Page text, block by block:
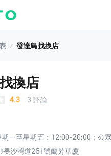
發達鳥找換店
換店
4.3 3 評論
期一至星期五：12:00-20:00；公
長沙灣道261號蘭芳華廈